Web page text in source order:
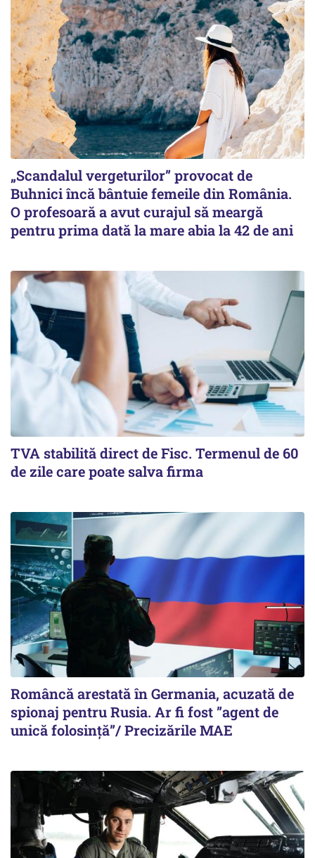
„Scandalul vergeturilor” provocat de
Buhnici încă bântuie femeile din România.
O profesoară a avut curajul să meargă
pentru prima dată la mare abia la 42 de ani
TVA stabilită direct de Fisc. Termenul de 60
de zile care poate salva firma
Româncă arestată în Germania, acuzată de
spionaj pentru Rusia. Ar fi fost ”agent de
unică folosință”/ Precizările MAE